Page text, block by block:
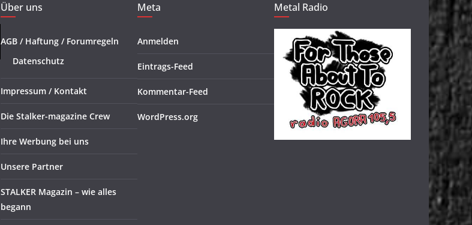
Über uns
AGB / Haftung / Forumregeln
Datenschutz
Impressum / Kontakt
Die Stalker-magazine Crew
Ihre Werbung bei uns
Unsere Partner
STALKER Magazin – wie alles
begann
Meta
Anmelden
Eintrags-Feed
Kommentar-Feed
WordPress.org
Metal Radio